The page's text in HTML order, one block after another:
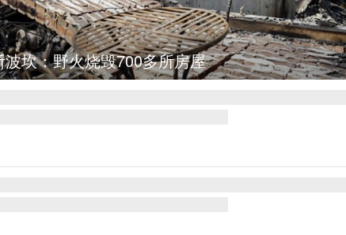
图集
叙利亚：大马士革发生爆炸